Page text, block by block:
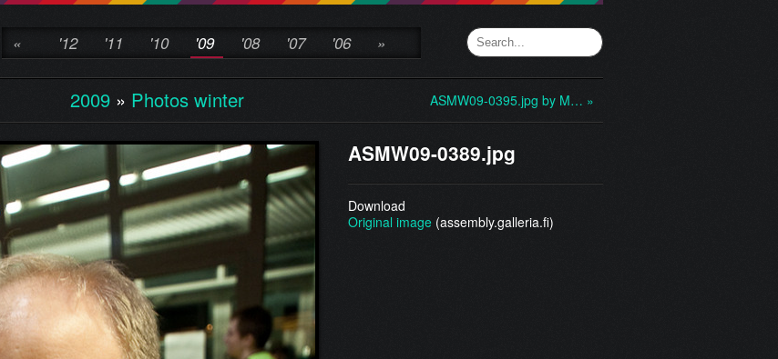
« '12 '11 '10 '09 '08 '07 '06 »
2009» Photos winter ASMW09-0395.jpg by M… »
ASMW09-0389.jpg
Download
Original image (assembly.galleria.fi)